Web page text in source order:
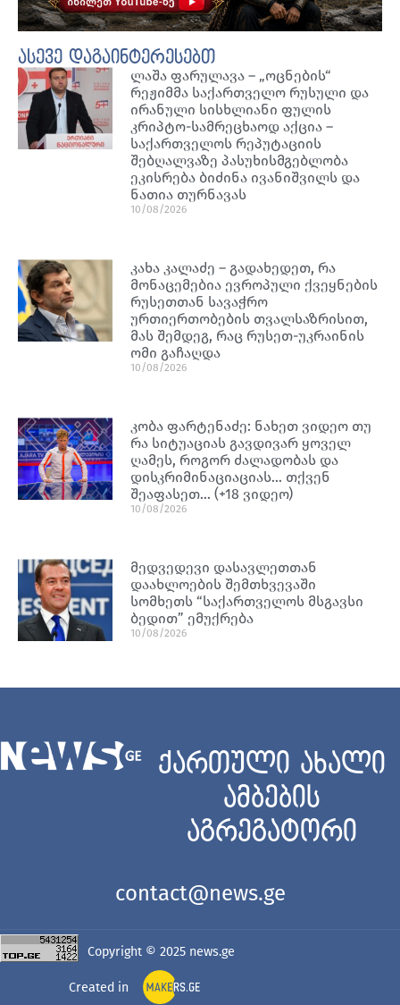
ასევე დაგაინტერესებთ
ლაშა ფარულავა – „ოცნების“
რეჟიმმა საქართველო რუსული და
ირანული სისხლიანი ფულის
კრიპტო-სამრეცხაოდ აქცია –
საქართველოს რეპუტაციის
შებღალვაზე პასუხისმგებლობა
ეკისრება ბიძინა ივანიშვილს და
ნათია თურნავას
10/08/2026
კახა კალაძე – გადახედეთ, რა
მონაცემებია ევროპული ქვეყნების
რუსეთთან სავაჭრო
ურთიერთობების თვალსაზრისით,
მას შემდეგ, რაც რუსეთ-უკრაინის
ომი გაჩაღდა
10/08/2026
კობა ფარტენაძე: ნახეთ ვიდეო თუ
რა სიტუაციას გავდივარ ყოველ
ღამეს, როგორ ძალადობას და
დისკრიმინაციაციას… თქვენ
შეაფასეთ… (+18 ვიდეო)
10/08/2026
მედვედევი დასავლეთთან
დაახლოების შემთხვევაში
სომხეთს “საქართველოს მსგავსი
ბედით” ემუქრება
10/08/2026
ქართული ახალი
ამბების
აგრეგატორი
contact@news.ge
Copyright © 2025 news.ge
Created in